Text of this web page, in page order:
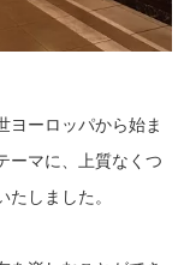
ーロッパから始ま
ーマに、上質なくつ
しました。